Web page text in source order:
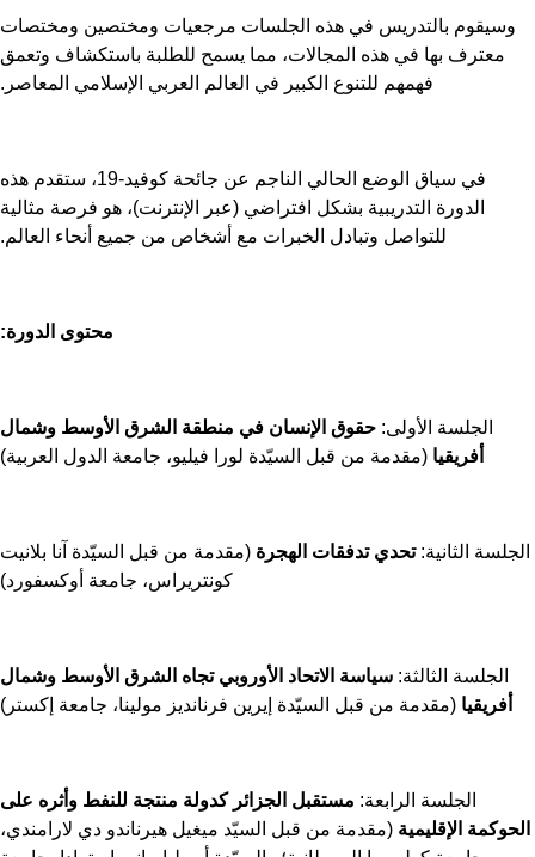
وسيقوم بالتدريس في هذه الجلسات مرجعيات ومختصين ومختصات
معترف بها في هذه المجالات، مما يسمح للطلبة باستكشاف وتعمق
فهمهم للتنوع الكبير في العالم العربي الإسلامي المعاصر.
في سياق الوضع الحالي الناجم عن جائحة كوفيد-19، ستقدم هذه
الدورة التدريبية بشكل افتراضي (عبر الإنترنت)، هو فرصة مثالية
للتواصل وتبادل الخبرات مع أشخاص من جميع أنحاء العالم.
محتوى الدورة:
الجلسة الأولى: حقوق الإنسان في منطقة الشرق الأوسط وشمال
أفريقيا(مقدمة من قبل السيّدة لورا فيليو، جامعة الدول العربية)
الثانية:تحدي تدفقات الهجرة(مقدمة من قبل السيّدة آنا بلانيت
كونتريراس، جامعة أوكسفورد)
الجلسة الثالثة:سياسة الاتحاد الأوروبي تجاه الشرق الأوسط وشمال
أفريقيا(مقدمة من قبل السيّدة إيرين فرنانديز مولينا، جامعة إكستر)
الجلسة الرابعة:مستقبل الجزائر كدولة منتجة للنفط وأثره على
الإقليمية(مقدمة من قبل السيّد ميغيل هيرناندو دي لارامندي،